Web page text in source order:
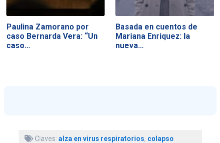
Paulina Zamorano por
caso Bernarda Vera: “Un
caso…
Basada en cuentos de
Mariana Enriquez: la
nueva…
Claves: alza en virus respiratorios, colapso